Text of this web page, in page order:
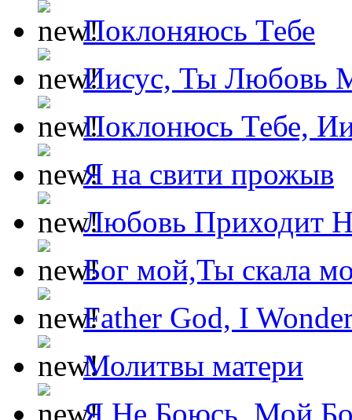
Поклоняюсь Тебе
Иисус, Ты Любовь
Поклонюсь Тебе,
Я на свити прожыв
Любовь Приходит
Бог мой,Ты скала
Father God, I
Молитвы матери
Я Не Боюсь, Мой